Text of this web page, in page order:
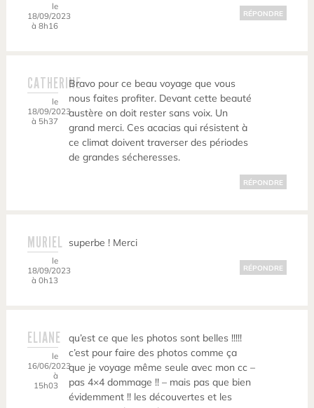
le
18/09/2023
à 8h16
RÉPONDRE
CATHERINE
le
18/09/2023
à 5h37
Bravo pour ce beau voyage que vous
nous faites profiter. Devant cette beauté
austère on doit rester sans voix. Un
grand merci. Ces acacias qui résistent à
ce climat doivent traverser des périodes
de grandes sécheresses.
RÉPONDRE
MURIEL
le
18/09/2023
à 0h13
superbe ! Merci
RÉPONDRE
ELIANE
le
16/06/2023
à
15h03
qu’est ce que les photos sont belles !!!!!
c’est pour faire des photos comme ça
que je voyage même seule avec mon cc –
pas 4×4 dommage !! – mais pas que bien
évidemment !! les découvertes et les